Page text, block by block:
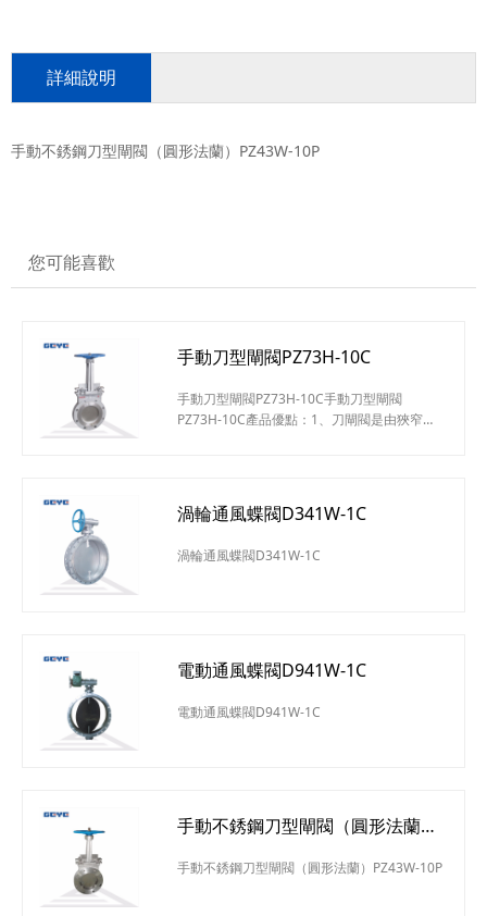
詳細說明
手動不銹鋼刀型閘閥（圓形法蘭）PZ43W-10P
您可能喜歡
手動刀型閘閥PZ73H-10C
手動刀型閘閥PZ73H-10C手動刀型閘閥
PZ73H-10C產品優點：1、刀閘閥是由狹窄的
力，有效保護了填料和閥座的使用壽命。4、
閥體底部配置了閘板壓緊裝置，能夠安全第將
5、產品廣泛用于造紙、水處理、電力、化
渦輪通風蝶閥D341W-1C
渦輪通風蝶閥D341W-1C
電動通風蝶閥D941W-1C
電動通風蝶閥D941W-1C
手動不銹鋼刀型閘閥（圓形法蘭）
手動不銹鋼刀型閘閥（圓形法蘭）PZ43W-10P